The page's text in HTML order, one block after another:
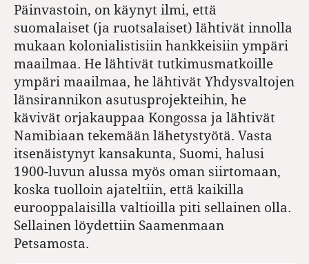
Päinvastoin, on käynyt ilmi, että
suomalaiset (ja ruotsalaiset) lähtivät innolla
mukaan kolonialistisiin hankkeisiin ympäri
maailmaa. He lähtivät tutkimusmatkoille
ympäri maailmaa, he lähtivät Yhdysvaltojen
länsirannikon asutusprojekteihin, he
kävivät orjakauppaa Kongossa ja lähtivät
Namibiaan tekemään lähetystyötä. Vasta
itsenäistynyt kansakunta, Suomi, halusi
1900-luvun alussa myös oman siirtomaan,
koska tuolloin ajateltiin, että kaikilla
eurooppalaisilla valtioilla piti sellainen olla.
Sellainen löydettiin Saamenmaan
Petsamosta.